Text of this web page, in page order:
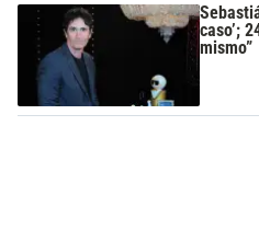
caso’;
mismo”